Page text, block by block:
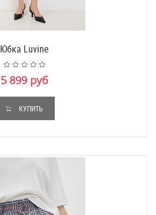
Юбка Luvine
5 899 руб
КУПИТЬ